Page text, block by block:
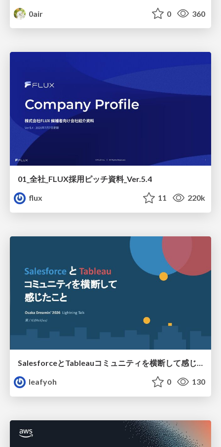
0air
0 360
01_全社_FLUX採用ピッチ資料_Ver.5.4
flux
11 220k
SalesforceとTableauコミュニティを横断して感じたこと（Osaka Dreamin）
leafyoh
0 130